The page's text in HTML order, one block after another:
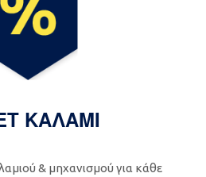
ΚΑΛΑΜΙ
& μηχανισμού για κάθε